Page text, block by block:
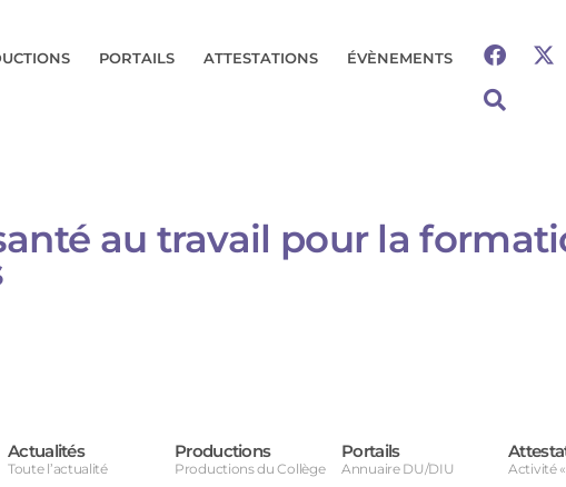
PORTAILS ATTESTATIONS ÉVÈNEMENTS
au travail pour la
Actualités
Toute l’actualité
Productions
Productions du Collège
Portails
Annuaire DU/DIU
Activité